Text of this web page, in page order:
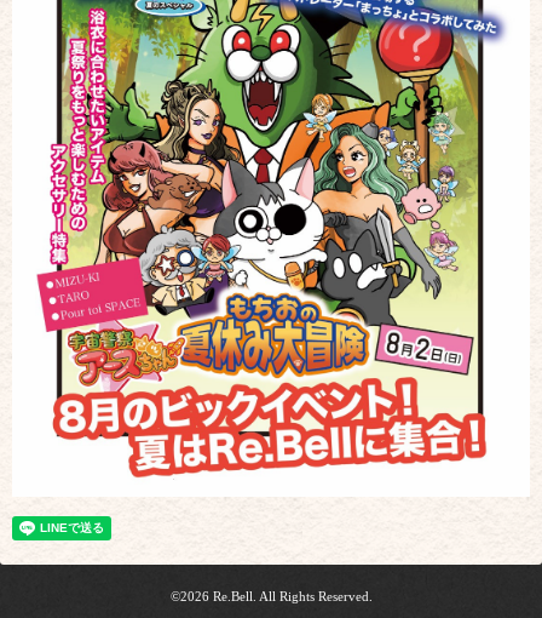
©2026 Re.Bell . All Rights Reserved.